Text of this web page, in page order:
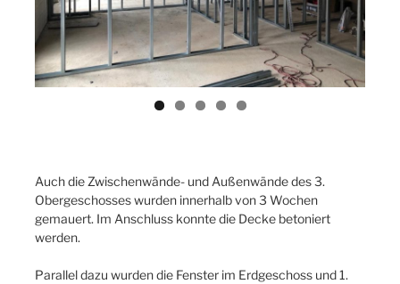
ous
Auch die Zwischenwände- und Außenwände des 3.
Obergeschosses wurden innerhalb von 3 Wochen
gemauert. Im Anschluss konnte die Decke betoniert
werden.
Parallel dazu wurden die Fenster im Erdgeschoss und 1.